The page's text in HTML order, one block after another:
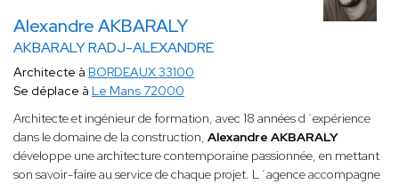
Alexandre AKBARALY
AKBARALY RADJ-ALEXANDRE
Architecte à BORDEAUX 33100
Se déplace à Le Mans 72000
Architecte et ingénieur de formation, avec 18 années d´expérience
dans le domaine de la construction, Alexandre AKBARALY
développe une architecture contemporaine passionnée, en mettant
son savoir-faire au service de chaque projet. L´agence accompagne